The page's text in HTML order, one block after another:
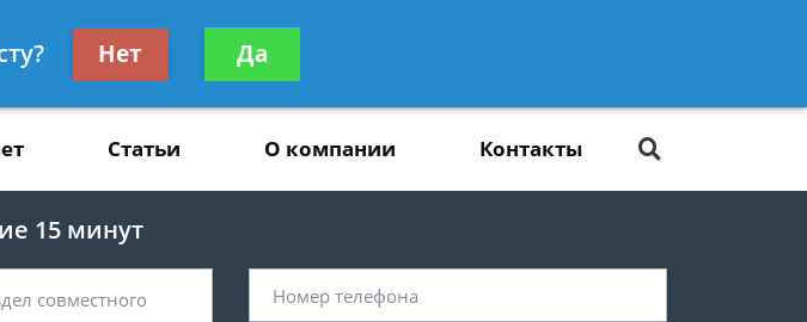
Получите консультацию
бесплатно
Статьи О компании Контакты
15 минут
Нет Да